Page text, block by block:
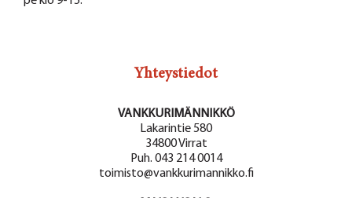
Yhteystiedot
VANKKURIMÄNNIKKÖ
Lakarintie 580
34800 Virrat
Puh. 043 214 0014
toimisto@vankkurimannikko.fi